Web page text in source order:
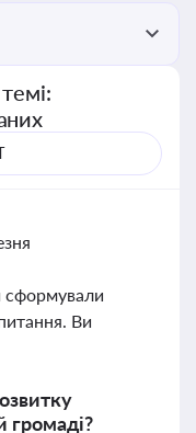
сформували
Ви
громаді?